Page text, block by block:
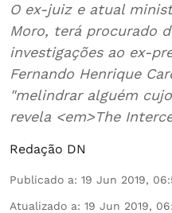
O ex-juiz e atual
Moro, terá procurado
investigações ao ex-
Fernando Henrique
"melindrar alguém
revela <em>The
Redação DN
Publicado a: 19 Jun 2019,
Atualizado a: 19 Jun 2019,